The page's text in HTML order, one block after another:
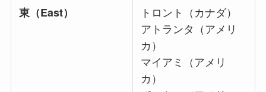
東（East）
トロント（カナダ）
アトランタ（アメリ
カ）
マイアミ（アメリ
カ）